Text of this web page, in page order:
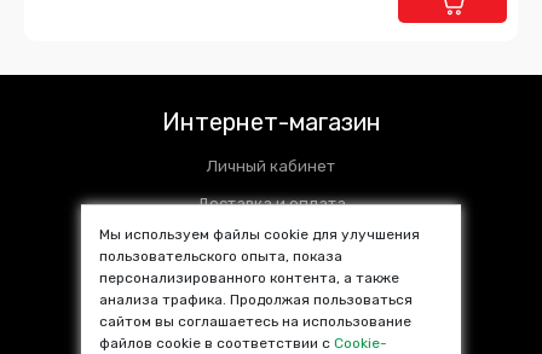
Интернет-магазин
Личный кабинет
Доставка и оплата
Установочные центры
Контакты
SALE %
Мы используем файлы cookie для улучшения
пользовательского опыта, показа
персонализированного контента, а также
анализа трафика. Продолжая пользоваться
сайтом вы соглашаетесь на использование
файлов cookie в соответствии сCookie-